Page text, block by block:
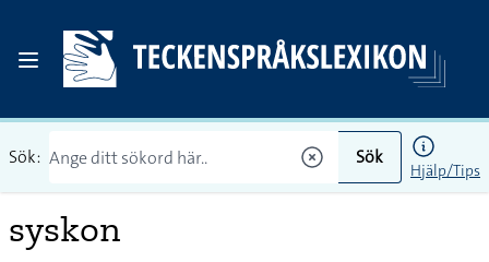
Sök: Sök
Hjälp/Tips
syskon